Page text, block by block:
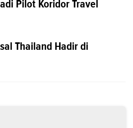
Pilot Koridor Travel
Thailand Hadir di